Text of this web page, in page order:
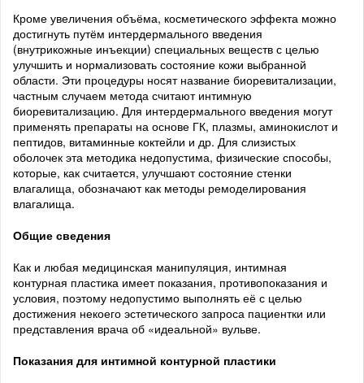
Кроме увеличения объёма, косметического эффекта можно
достигнуть путём интердермального введения
(внутрикожные инъекции) специальных веществ с целью
улучшить и нормализовать состояние кожи выбранной
области. Эти процедуры носят название биоревитализации,
частным случаем метода считают интимную
биоревитализацию. Для интердермального введения могут
применять препараты на основе ГК, плазмы, аминокислот и
пептидов, витаминные коктейли и др. Для слизистых
оболочек эта методика недопустима, физические способы,
которые, как считается, улучшают состояние стенки
влагалища, обозначают как методы ремоделирования
влагалища.
Общие сведения
Как и любая медицинская манипуляция, интимная
контурная пластика имеет показания, противопоказания и
условия, поэтому недопустимо выполнять её с целью
достижения некоего эстетического запроса пациентки или
представления врача об «идеальной» вульве.
Показания для интимной контурной пластики